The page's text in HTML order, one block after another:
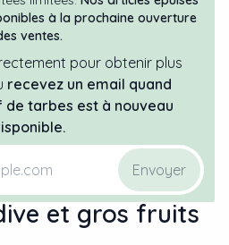
à la prochaine ouverture
ventes.
pour obtenir plus
recevez un email quand
de tarbes est à nouveau
Envoyer
et gros fruits